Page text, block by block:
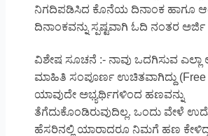
ನಿಗದಿಪಡಿಸಿದ ಕೊನೆಯ ದಿನಾಂಕ ಹಾಗೂ
ದಿನಾಂಕವನ್ನು ಸ್ಪಷ್ಟವಾಗಿ ಓದಿ ನಂತರ ಅರ್ಜಿ
ವಿಶೇಷ ಸೂಚನೆ :- ನಾವು ಒದಗಿಸುವ
ಮಾಹಿತಿ ಸಂಪೂರ್ಣ ಉಚಿತವಾಗಿದ್ದು (Free
ಯಾವುದೇ ಅಭ್ಯರ್ಥಿಗಳಿಂದ ಹಣವನ್ನು
ತೆಗೆದುಕೊಂಡಿರುವುದಿಲ್ಲ. ಒಂದು ವೇಳೆ
ಹೆಸರಿನಲ್ಲಿ ಯಾರಾದರೂ ನಿಮಗೆ ಹಣ